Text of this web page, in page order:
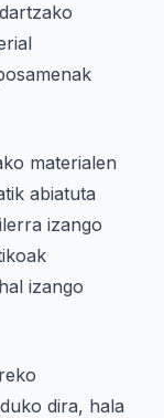
materialen
abiatuta
izango
izango
dira, hala